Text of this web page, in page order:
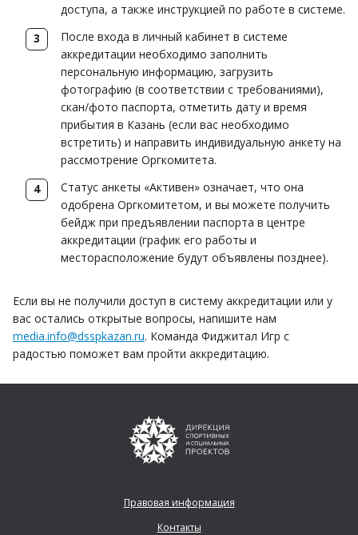
доступа, а также инструкцией по работе в системе.
После входа в личный кабинет в системе
аккредитации необходимо заполнить
персональную информацию, загрузить
фотографию (в соответствии с требованиями),
скан/фото паспорта, отметить дату и время
прибытия в Казань (если вас необходимо
встретить) и направить индивидуальную анкету на
рассмотрение Оргкомитета.
Статус анкеты «Активен» означает, что она
одобрена Оргкомитетом, и вы можете получить
бейдж при предъявлении паспорта в центре
аккредитации (график его работы и
месторасположение будут объявлены позднее).
Если вы не получили доступ в систему аккредитации или у
вас остались открытые вопросы, напишите нам
media.info@dsspkazan.ru. Команда Фиджитал Игр с
радостью поможет вам пройти аккредитацию.
Правовая информация
Контакты